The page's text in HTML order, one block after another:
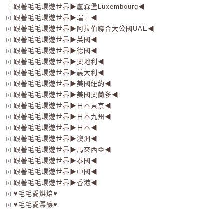
跟著毛毛環遊世界▶盧森堡Luxembourg◀
跟著毛毛環遊世界▶瑞士◀
跟著毛毛環遊世界▶阿拉伯聯合大公國UAE◀
跟著毛毛環遊世界▶英國◀
跟著毛毛環遊世界▶德國◀
跟著毛毛環遊世界▶奧地利◀
跟著毛毛環遊世界▶義大利◀
跟著毛毛環遊世界▶美國紐約◀
跟著毛毛環遊世界▶美國奧蘭多◀
跟著毛毛環遊世界▶日本東京◀
跟著毛毛環遊世界▶日本九州◀
跟著毛毛環遊世界▶日本◀
跟著毛毛環遊世界▶澳洲◀
跟著毛毛環遊世界▶馬來西亞◀
跟著毛毛環遊世界▶泰國◀
跟著毛毛環遊世界▶中國◀
跟著毛毛環遊世界▶香港◀
♥毛毛愛烘焙♥
♥毛毛愛漂釀♥